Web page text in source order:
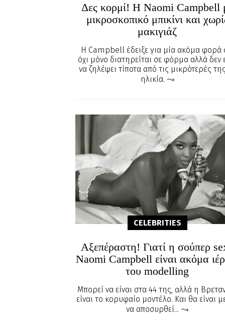
Δες κορμί! Η Naomi Campbell
μικροσκοπικό μπικίνι και
μακιγιάζ
Η Campbell έδειξε για μία ακόμα φορά
όχι μόνο διατηρείται σε φόρμα αλλά δεν
να ζηλέψει τίποτα από τις μικρότερές
ηλικία.
CELEBRITIES
Αξεπέραστη! Γιατί η σούπερ
Naomi Campbell είναι ακόμα
του modelling
Μπορεί να είναι στα 44 της, αλλά η
είναι το κορυφαίο μοντέλο. Και θα είναι
να αποσυρθεί...